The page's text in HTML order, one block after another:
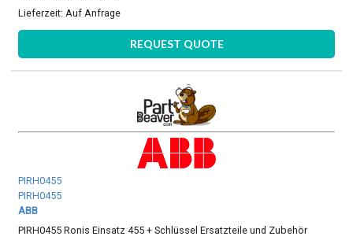
Lieferzeit: Auf Anfrage
REQUEST QUOTE
PIRH0455
PIRH0455
ABB
PIRH0455 Ronis Einsatz 455 + Schlüssel Ersatzteile und Zubehör